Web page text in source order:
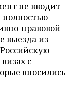
не вводит
правовой
выезда из
с
вносились